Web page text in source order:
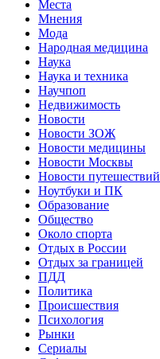
Места
Мнения
Мода
Народная медицина
Наука
Наука и техника
Научпоп
Недвижимость
Новости
Новости ЗОЖ
Новости медицины
Новости Москвы
Новости путешествий
Ноутбуки и ПК
Образование
Общество
Около спорта
Отдых в России
Отдых за границей
ПДД
Политика
Происшествия
Психология
Рынки
Сериалы